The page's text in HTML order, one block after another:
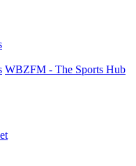
WBZFM - The Sports Hub